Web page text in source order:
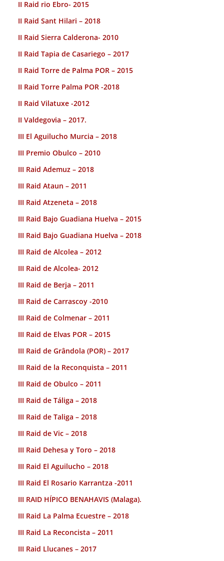
II Raid rio Ebro- 2015
II Raid Sant Hilari – 2018
II Raid Sierra Calderona- 2010
II Raid Tapia de Casariego – 2017
II Raid Torre de Palma POR – 2015
II Raid Torre Palma POR -2018
II Raid Vilatuxe -2012
II Valdegovia – 2017.
III El Aguilucho Murcia – 2018
III Premio Obulco – 2010
III Raid Ademuz – 2018
III Raid Ataun – 2011
III Raid Atzeneta – 2018
III Raid Bajo Guadiana Huelva – 2015
III Raid Bajo Guadiana Huelva – 2018
III Raid de Alcolea – 2012
III Raid de Alcolea- 2012
III Raid de Berja – 2011
III Raid de Carrascoy -2010
III Raid de Colmenar – 2011
III Raid de Elvas POR – 2015
III Raid de Grândola (POR) – 2017
III Raid de la Reconquista – 2011
III Raid de Obulco – 2011
III Raid de Táliga – 2018
III Raid de Taliga – 2018
III Raid de Vic – 2018
III Raid Dehesa y Toro – 2018
III Raid El Aguilucho – 2018
III Raid El Rosario Karrantza -2011
III RAID HÍPICO BENAHAVIS (Malaga).
III Raid La Palma Ecuestre – 2018
III Raid La Reconcista – 2011
III Raid Llucanes – 2017